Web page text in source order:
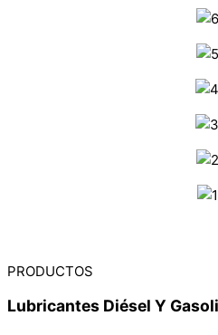
PRODUCTOS
Lubricantes Diésel Y